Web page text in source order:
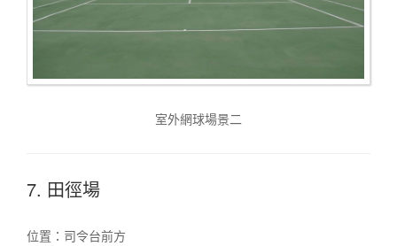
室外網球場景二
7. 田徑場
位置：司令台前方